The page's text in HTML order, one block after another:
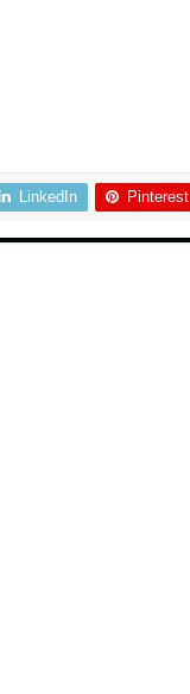
LinkedIn Pinterest